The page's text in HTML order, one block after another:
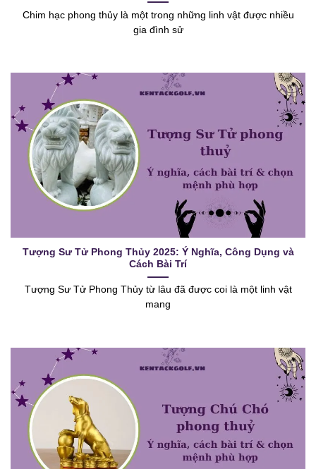
Chim hạc phong thủy là một trong những linh vật được nhiều
gia đình sử
Tượng Sư Tử Phong Thủy 2025: Ý Nghĩa, Công Dụng và
Cách Bài Trí
Tượng Sư Tử Phong Thủy từ lâu đã được coi là một linh vật
mang